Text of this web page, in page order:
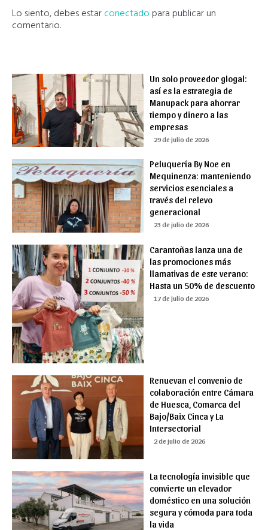
Lo siento, debes estarconectado para publicar un
comentario.
Un solo proveedor glogal:
así es la estrategia de
Manupack para ahorrar
tiempo y dinero a las
empresas
29 de julio de 2026
Peluquería By Noe en
Mequinenza: manteniendo
servicios esenciales a
través del relevo
generacional
23 de julio de 2026
Carantoñas lanza una de
las promociones más
llamativas de este verano:
Hasta un 50% de descuento
17 de julio de 2026
Renuevan el convenio de
colaboración entre Cámara
de Huesca, Comarca del
Bajo/Baix Cinca y La
Intersectorial
2 de julio de 2026
La tecnología invisible que
convierte un elevador
doméstico en una solución
segura y cómoda para toda
la vida